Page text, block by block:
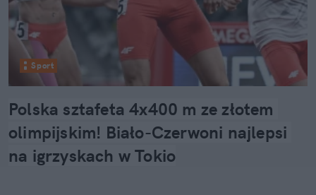
Sport
Polska sztafeta 4x400 m ze złotem
olimpijskim! Biało-Czerwoni najlepsi
na igrzyskach w Tokio